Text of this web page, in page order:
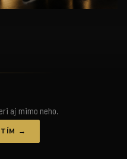
aj mimo neho.
TÍM →